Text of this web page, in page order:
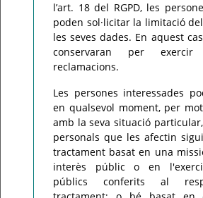
l’art. 18 del RGPD, les
poden sol·licitar la limitació
les seves dades. En aquest
conservaran per
reclamacions.
Les persones interessades
en qualsevol moment, per
amb la seva situació
personals que les afectin
tractament basat en una
interès públic o en
públics conferits al